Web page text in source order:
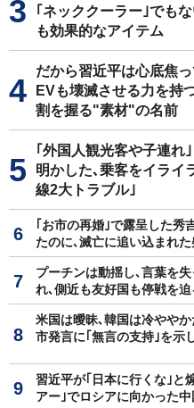
｢ネッククーラー｣でも
も効果的なアイテム
だから習近平は心底焦
EVも壊滅させる力を持
割を握る"素材"の名前
｢外国人観光客や子連
明かした､乗客をイライ
線2大トラブル｣
｢お市の再婚｣で露呈した
たのに､滅亡に追い込まれ
プーチンは動揺し､言葉を
れ､側近も友好国も停戦を
米国は曖昧､韓国は冷やや
市発言に｢無言の支持｣を示
習近平が｢日本に行くな｣と
アー｣でロシアに向かった